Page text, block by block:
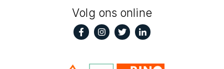
Volg ons online